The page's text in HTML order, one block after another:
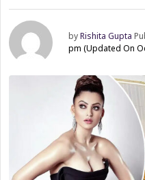
byRishita Gupta
pm(Updated On